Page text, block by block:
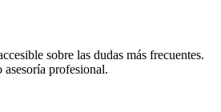
sobre las dudas más frecuentes.
profesional.